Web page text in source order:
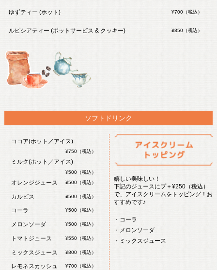
ゆずティー (ホット) ¥700（税込）
ルピシアティー (ポットサービス & クッキー) ¥850（税込）
ソフトドリンク
ココア(ホット／アイス)
¥750（税込）
ミルク(ホット／アイス)
¥500（税込）
オレンジジュース ¥500（税込）
カルピス ¥500（税込）
コーラ ¥500（税込）
メロンソーダ ¥500（税込）
トマトジュース ¥550（税込）
ミックスジュース ¥800（税込）
レモネスカッシュ ¥700（税込）
嬉しい美味しい！
下記のジュースにプ＋¥250（税込）
で、アイスクリームをトッピング！お
すすめです♪
・コーラ
・メロンソーダ
・ミックスジュース